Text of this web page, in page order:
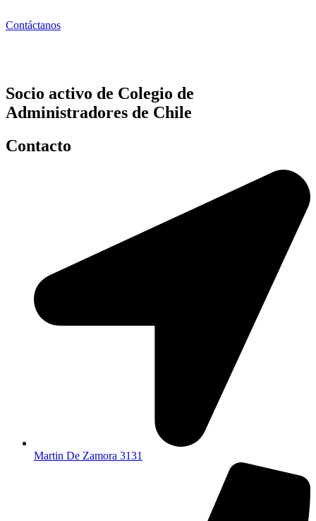
Contáctanos
Socio activo de Colegio de
Administradores de Chile
Contacto
Martin De Zamora 3131